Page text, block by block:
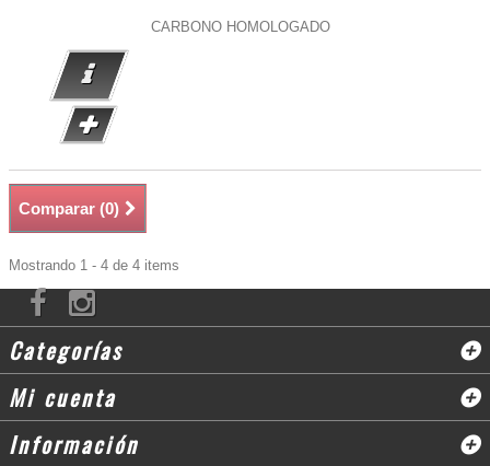
CARBONO HOMOLOGADO
Comparar (0)
Mostrando 1 - 4 de 4 items
Categorías
Mi cuenta
Información